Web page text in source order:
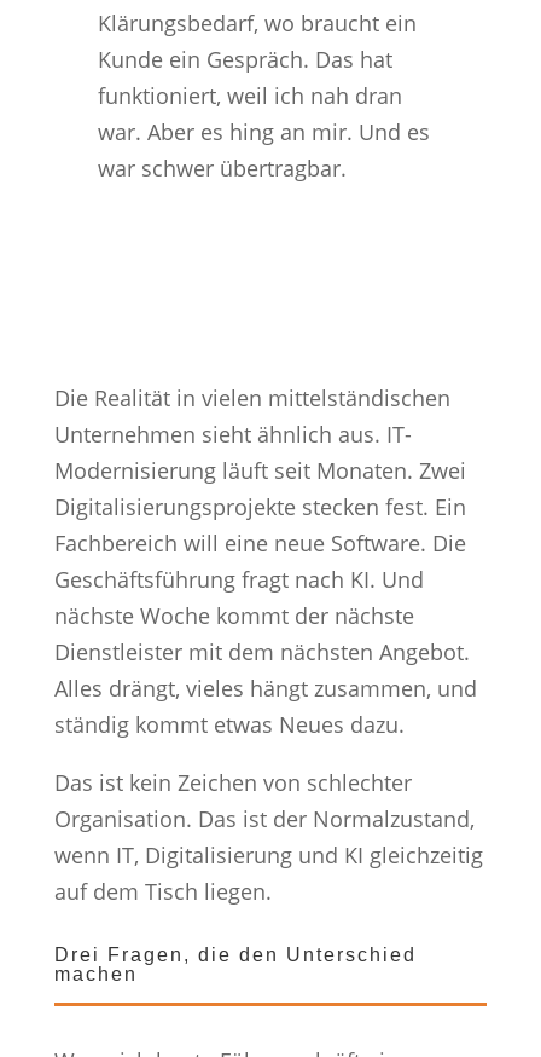
Klärungsbedarf, wo braucht ein
Kunde ein Gespräch. Das hat
funktioniert, weil ich nah dran
war. Aber es hing an mir. Und es
war schwer übertragbar.
Die Realität in vielen mittelständischen
Unternehmen sieht ähnlich aus. IT-
Modernisierung läuft seit Monaten. Zwei
Digitalisierungsprojekte stecken fest. Ein
Fachbereich will eine neue Software. Die
Geschäftsführung fragt nach KI. Und
nächste Woche kommt der nächste
Dienstleister mit dem nächsten Angebot.
Alles drängt, vieles hängt zusammen, und
ständig kommt etwas Neues dazu.
Das ist kein Zeichen von schlechter
Organisation. Das ist der Normalzustand,
wenn IT, Digitalisierung und KI gleichzeitig
auf dem Tisch liegen.
Drei Fragen, die den Unterschied
machen